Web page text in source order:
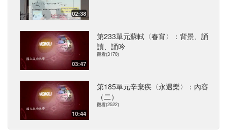
02:38
03:47
第233單元蘇軾〈春宵〉：背景、誦
讀、誦吟
觀看(3170)
10:44
第185單元辛棄疾〈永遇樂〉：內容
（二）
觀看(2522)